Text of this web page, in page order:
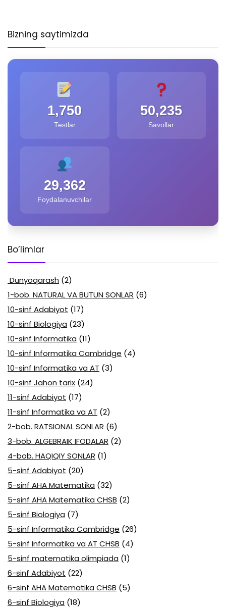
Bizning saytimizda
1,750
Testlar
50,235
Savollar
29,362
Foydalanuvchilar
Bo’limlar
Dunyoqarash (2)
1-bob. NATURAL VA BUTUN SONLAR (6)
10-sinf Adabiyot (17)
10-sinf Biologiya (23)
10-sinf Informatika (11)
10-sinf Informatika Cambridge (4)
10-sinf Informatika va AT (3)
10-sinf Jahon tarix (24)
11-sinf Adabiyot (17)
11-sinf Informatika va AT (2)
2-bob. RATSIONAL SONLAR (6)
3-bob. ALGEBRAIK IFODALAR (2)
4-bob. HAQIQIY SONLAR (1)
5-sinf Adabiyot (20)
5-sinf AHA Matematika (32)
5-sinf AHA Matematika CHSB (2)
5-sinf Biologiya (7)
5-sinf Informatika Cambridge (26)
5-sinf Informatika va AT CHSB (4)
5-sinf matematika olimpiada (1)
6-sinf Adabiyot (22)
6-sinf AHA Matematika CHSB (5)
6-sinf Biologiya (18)